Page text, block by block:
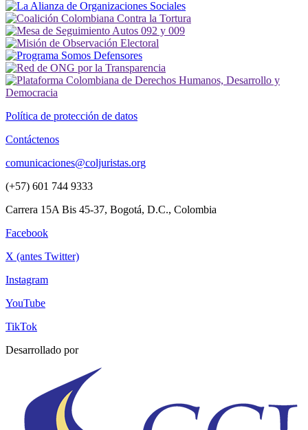
Política de protección de datos
Contáctenos
comunicaciones@coljuristas.org
(+57) 601 744 9333
Carrera 15A Bis 45-37, Bogotá, D.C., Colombia
Facebook
X (antes Twitter)
Instagram
YouTube
TikTok
Desarrollado por